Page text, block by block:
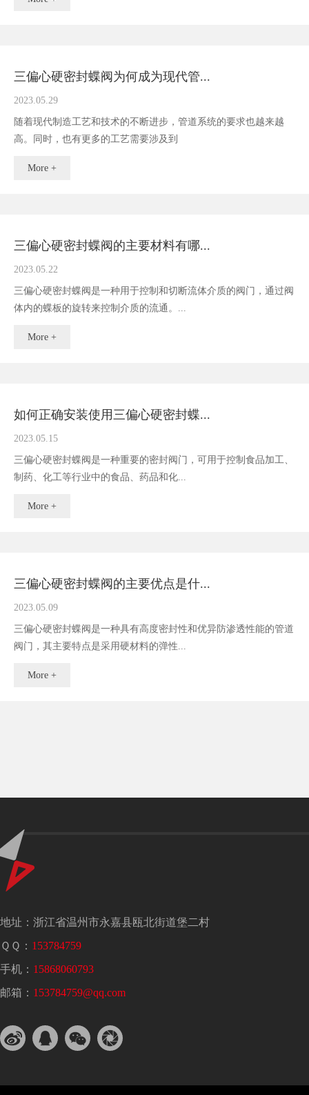
三偏心硬密封蝶阀为何成为现代管...
2023.05.29
随着现代制造工艺和技术的不断进步，管道系统的要求也越来越
高。同时，也有更多的工艺需要涉及到
More +
三偏心硬密封蝶阀的主要材料有哪...
2023.05.22
三偏心硬密封蝶阀是一种用于控制和切断流体介质的阀门，通过阀
体内的蝶板的旋转来控制介质的流通。...
More +
如何正确安装使用三偏心硬密封蝶...
2023.05.15
三偏心硬密封蝶阀是一种重要的密封阀门，可用于控制食品加工、
制药、化工等行业中的食品、药品和化...
More +
三偏心硬密封蝶阀的主要优点是什...
2023.05.09
三偏心硬密封蝶阀是一种具有高度密封性和优异防渗透性能的管道
阀门，其主要特点是采用硬材料的弹性...
More +
地址：浙江省温州市永嘉县瓯北街道堡二村
ＱＱ： 153784759
手机： 15868060793
邮箱： 153784759@qq.com